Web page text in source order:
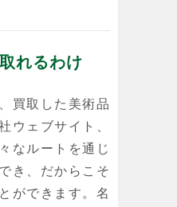
れるわけ
買取した美術品
ウェブサイト、
なルートを通じ
き、だからこそ
ができます。名